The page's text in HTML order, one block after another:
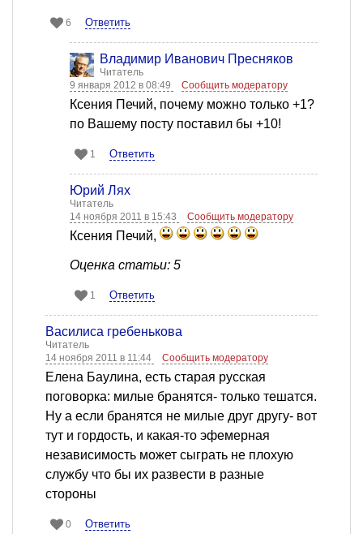
6 Ответить
Владимир Иванович Пресняков
Читатель
9 января 2012 в 08:49
Сообщить модератору
Ксения Печий, почему можно только +1?
по Вашему посту поставил бы +10!
1 Ответить
Юрий Лях
Читатель
14 ноября 2011 в 15:43
Сообщить модератору
Ксения Печий,
Оценка статьи: 5
1 Ответить
Василиса гребенькова
Читатель
14 ноября 2011 в 11:44
Сообщить модератору
Елена Баулина, есть старая русская
поговорка: милые бранятся- только тешатся.
Ну а если бранятся не милые друг другу- вот
тут и гордость, и какая-то эфемерная
независимость может сыграть не плохую
службу что бы их развести в разные
стороны
0 Ответить